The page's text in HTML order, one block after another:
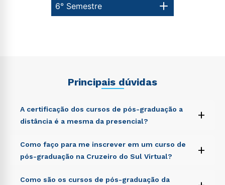
6° Semestre
Principais dúvidas
A certificação dos cursos de pós-graduação a
distância é a mesma da presencial?
+
Sed ut perspiciatis unde omnis iste natus error sit
voluptatem accusantium doloremque laudantium,
totam rem aperiam, eaque ipsa quae ab illo inventore
explicabo. Nemo enim ipsam voluptatem quia
Como faço para me inscrever em um curso de
pós-graduação na Cruzeiro do Sul Virtual?
+
Sed ut perspiciatis unde omnis iste natus error sit
Como são os cursos de pós-graduação da